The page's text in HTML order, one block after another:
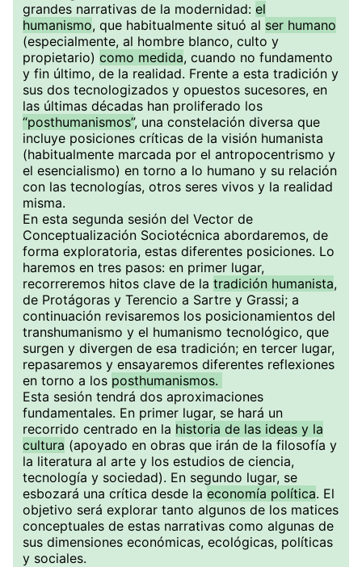
grandes narrativas de la modernidad: el
humanismo, que habitualmente situó al ser humano
(especialmente, al hombre blanco, culto y
propietario) como medida, cuando no fundamento
y fin último, de la realidad. Frente a esta tradición y
sus dos tecnologizados y opuestos sucesores, en
las últimas décadas han proliferado los
“posthumanismos”, una constelación diversa que
incluye posiciones críticas de la visión humanista
(habitualmente marcada por el antropocentrismo y
el esencialismo) en torno a lo humano y su relación
con las tecnologías, otros seres vivos y la realidad
misma.
En esta segunda sesión del Vector de
Conceptualización Sociotécnica abordaremos, de
forma exploratoria, estas diferentes posiciones. Lo
haremos en tres pasos: en primer lugar,
recorreremos hitos clave de la tradición humanista,
de Protágoras y Terencio a Sartre y Grassi; a
continuación revisaremos los posicionamientos del
transhumanismo y el humanismo tecnológico, que
surgen y divergen de esa tradición; en tercer lugar,
repasaremos y ensayaremos diferentes reflexiones
en torno a los posthumanismos.
Esta sesión tendrá dos aproximaciones
fundamentales. En primer lugar, se hará un
recorrido centrado en la historia de las ideas y la
cultura (apoyado en obras que irán de la filosofía y
la literatura al arte y los estudios de ciencia,
tecnología y sociedad). En segundo lugar, se
esbozará una crítica desde la economía política. El
objetivo será explorar tanto algunos de los matices
conceptuales de estas narrativas como algunas de
sus dimensiones económicas, ecológicas, políticas
y sociales.